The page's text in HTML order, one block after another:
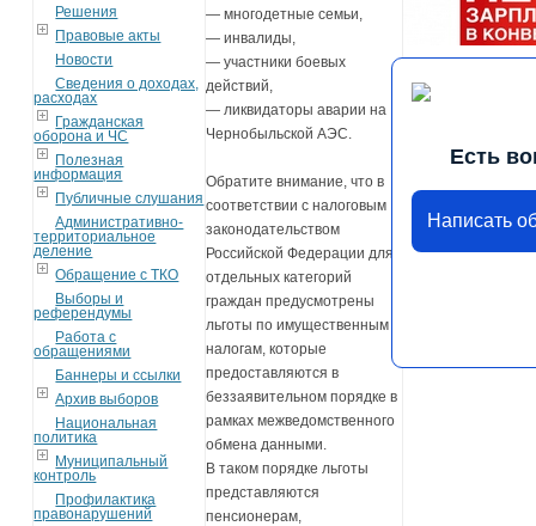
Решения
Правовые акты
Новости
Сведения о доходах,
расходах
Гражданская
оборона и ЧС
Полезная
информация
Публичные слушания
Административно-
территориальное
деление
Обращение с ТКО
Выборы и
референдумы
Работа с
обращениями
Баннеры и ссылки
Архив выборов
Национальная
политика
Муниципальный
контроль
Профилактика
правонарушений
— многодетные семьи,
— инвалиды,
— участники боевых
действий,
— ликвидаторы аварии на
Чернобыльской АЭС.
Обратите внимание, что в
соответствии с налоговым
законодательством
Российской Федерации для
отдельных категорий
граждан предусмотрены
льготы по имущественным
налогам, которые
предоставляются в
беззаявительном порядке в
рамках межведомственного
обмена данными.
В таком порядке льготы
представляются
пенсионерам,
Есть
Написать